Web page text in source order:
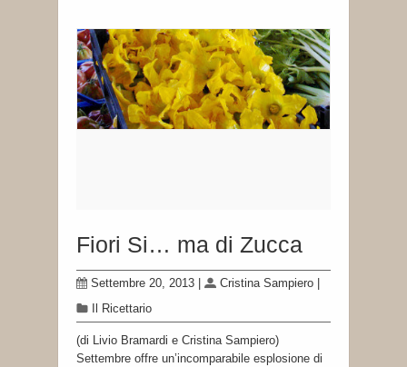
Fiori Si… ma di Zucca
Settembre 20, 2013 Cristina Sampiero
Il Ricettario
(di Livio Bramardi e Cristina Sampiero)
Settembre offre un’incomparabile esplosione di